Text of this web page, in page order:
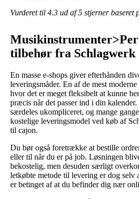
Vurderet til 4.3 ud af 5 stjerner baseret
tilbehør fra Schlagwerk
En masse e-shops giver efterhånden
leveringsmåder. En af de mest
hvor det er meget fleksibelt at kunne
præcis når det passer ind i din
særdeles ukompliceret, og mange
kostelige leveringsmodel ved køb af
til cajon.
Du bør også foretrække at bestille
eller til når du er på job. Løsningen
bekostelig, men desuden særligt
letkøbte metode til levering er dog selv
er betinget af at du befinder dig nær